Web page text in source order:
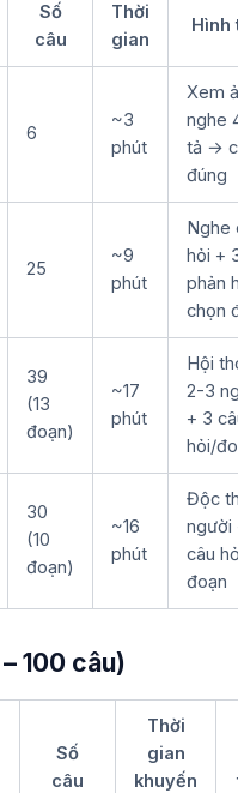
Số
câu
Thời
gian
Hình
6
~3
phút
Xem
nghe
tả →
đúng
25
~9
phút
Nghe
hỏi +
phản
chọn
39
(13
đoạn)
~17
phút
Hội
2-3
+ 3
hỏi/
30
(10
đoạn)
~16
phút
Độc
người
câu
đoạn
100 câu)
Số
câu
Thời
gian
khuyến